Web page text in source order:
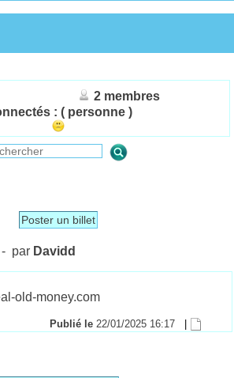
2 membres
: ( personne )
Poster un billet
- par Davidd
old-money.com
Publié le 22/01/2025 16:17